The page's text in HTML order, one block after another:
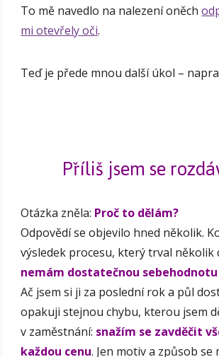
To mě navedlo na nalezení oněch
mi otevřely oči.
Teď je přede mnou další úkol –
Příliš jsem se
Otázka zněla: Proč to dělám?
Odpovědí se objevilo hned několik.
výsledek procesu, který trval několik
nemám dostatečnou
Ač jsem si ji za poslední rok a půl
opakuji stejnou chybu, kterou jsem
v zaměstnání: snažím se zavděčit
každou cenu. Jen motiv a způsob se